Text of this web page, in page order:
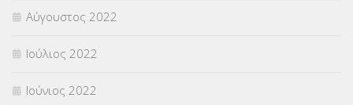
Αύγουστος 2022
Ιούλιος 2022
Ιούνιος 2022